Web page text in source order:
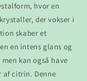
hvor en
der vokser i
skaber et
en intens glans og
kan også have
af citrin. Denne